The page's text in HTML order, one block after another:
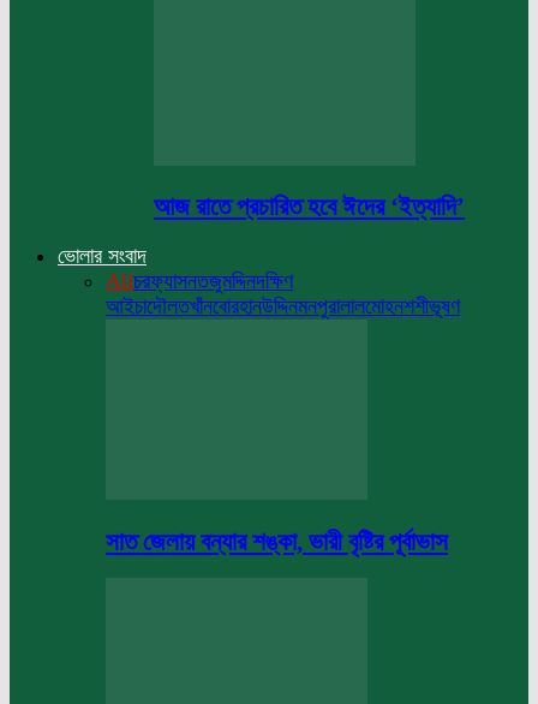
আজ রাতে প্রচারিত হবে ঈদের ‘ইত্যাদি’
ভোলার সংবাদ
Allচরফ্যাসনতজুমদ্দিনদক্ষিণ
আইচাদৌলতখাঁনবোরহানউদ্দিনমনপুরালালমোহনশশীভূষণ
সাত জেলায় বন্যার শঙ্কা, ভারী বৃষ্টির পূর্বাভাস